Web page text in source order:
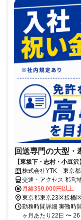
回送専門の大型・
【東坂下・志村・小豆
株式会社YTK 東京都
交通・アクセス 都営
月給350,000円以上
東京都東京23区板橋区
勤務時間詳細 実働時
ヶ月あたり22日 〜